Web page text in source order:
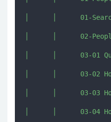
│      │      01-Search
│      │      02-People
│      │      03-01
│      │      03-02
│      │      03-03
│      │      03-04